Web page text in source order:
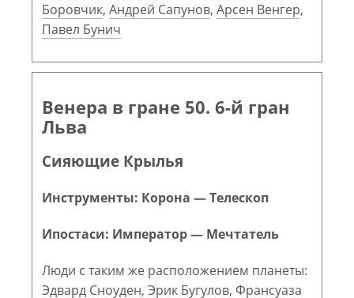
Боровчик, Андрей Сапунов, Арсен Венгер,
Павел Бунич
Венера в гране 50. 6-й гран
Льва
Сияющие Крылья
Инструменты: Корона — Телескоп
Ипостаси: Император — Мечтатель
Люди с таким же расположением планеты:
Эдвард Сноуден, Эрик Бугулов, Франсуаза